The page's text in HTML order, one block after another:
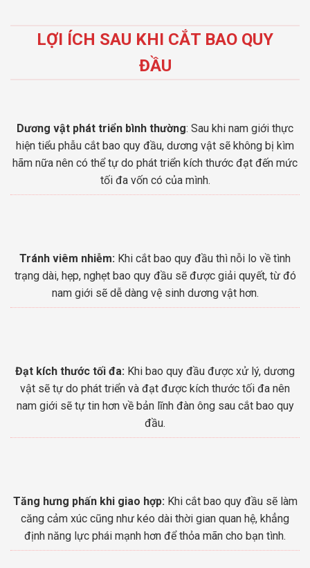
LỢI ÍCH SAU KHI CẮT BAO QUY
ĐẦU
Dương vật phát triển bình thường: Sau khi nam giới thực
hiện tiểu phẫu cắt bao quy đầu, dương vật sẽ không bị kìm
hãm nữa nên có thể tự do phát triển kích thước đạt đến mức
tối đa vốn có của mình.
Tránh viêm nhiễm: Khi cắt bao quy đầu thì nỗi lo về tình
trạng dài, hẹp, nghẹt bao quy đầu sẽ được giải quyết, từ đó
nam giới sẽ dễ dàng vệ sinh dương vật hơn.
Đạt kích thước tối đa: Khi bao quy đầu được xử lý, dương
vật sẽ tự do phát triển và đạt được kích thước tối đa nên
nam giới sẽ tự tin hơn về bản lĩnh đàn ông sau cắt bao quy
đầu.
Tăng hưng phấn khi giao hợp: Khi cắt bao quy đầu sẽ làm
căng cảm xúc cũng như kéo dài thời gian quan hệ, khẳng
định năng lực phái mạnh hơn để thỏa mãn cho bạn tình.